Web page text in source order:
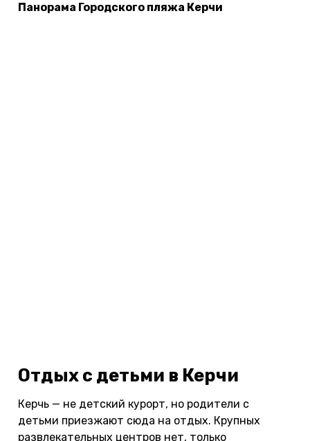
Панорама Городского пляжа Керчи
Отдых с детьми в Керчи
Керчь — не детский курорт, но родители с
детьми приезжают сюда на отдых. Крупных
развлекательных центров нет, только